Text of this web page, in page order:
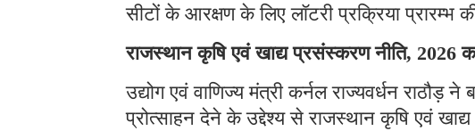
सीटों के आरक्षण के लिए लॉटरी प्रक्रिया प्रारम्भ
राजस्थान कृषि एवं खाद्य प्रसंस्करण नीति, 2026
उद्योग एवं वाणिज्य मंत्री कर्नल राज्यवर्धन राठौड़
प्रोत्साहन देने के उद्देश्य से राजस्थान कृषि एवं